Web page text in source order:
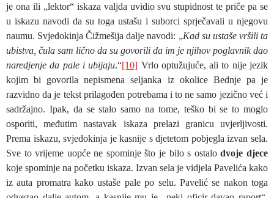
je ona ili „lektor“ iskaza valjda uvidio svu stupidnost te priče pa se
u iskazu navodi da su toga ustašu i suborci sprječavali u njegovu
naumu. Svjedokinja Čižmešija dalje navodi: „Kad su ustaše vršili ta
ubistva, čula sam lično da su govorili da im je njihov poglavnik dao
naredjenje da pale i ubijaju.“[10] Vrlo optužujuće, ali to nije jezik
kojim bi govorila nepismena seljanka iz okolice Bednje pa je
razvidno da je tekst prilagođen potrebama i to ne samo jezično već i
sadržajno. Ipak, da se stalo samo na tome, teško bi se to moglo
osporiti, međutim nastavak iskaza prelazi granicu uvjerljivosti.
Prema iskazu, svjedokinja je kasnije s djetetom pobjegla izvan sela.
Sve to vrijeme uopće ne spominje što je bilo s ostalodvoje djece
koje spominje na početku iskaza. Izvan sela je vidjela Pavelića kako
iz auta promatra kako ustaše pale po selu. Pavelić se nakon toga